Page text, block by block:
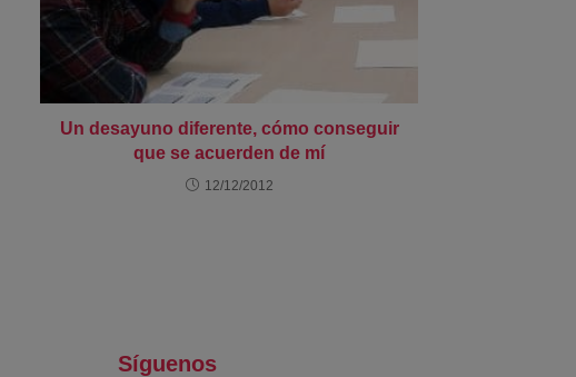
Un desayuno diferente, cómo conseguir
que se acuerden de mí
12/12/2012
Síguenos